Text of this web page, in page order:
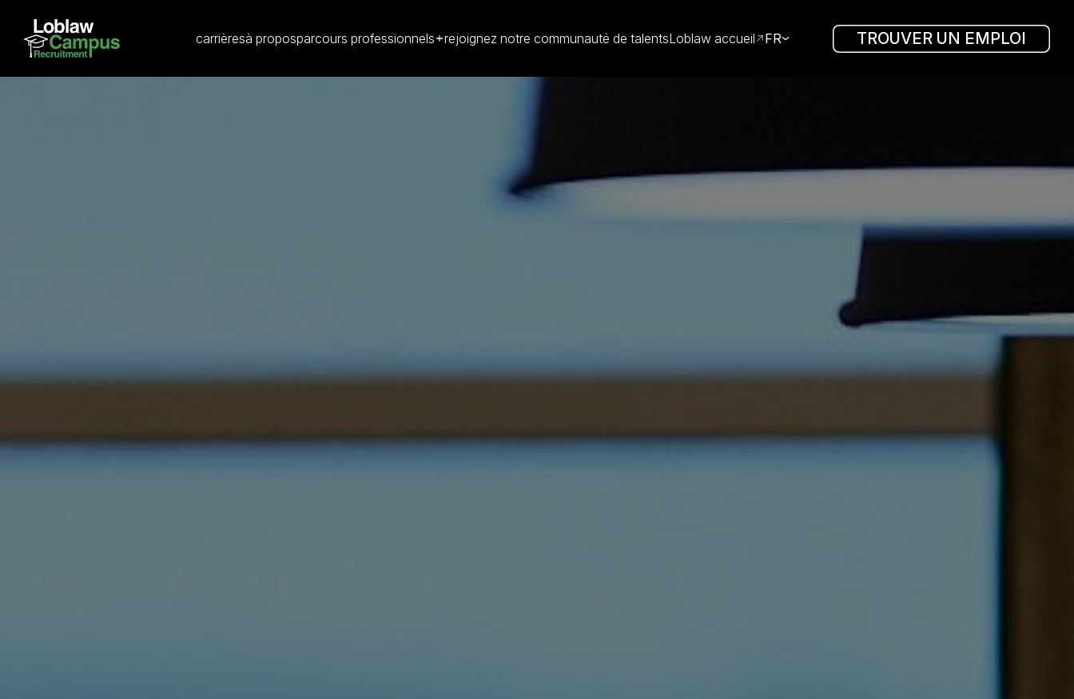
carrièresà proposparcours professionnels rejoignez notre communauté de talentsLoblaw accueil FR TROUVER UN EMPLOI